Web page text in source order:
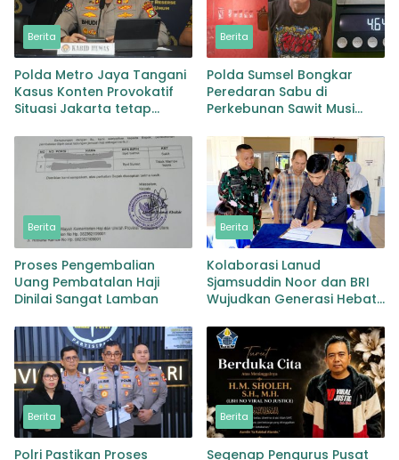
Berita
Polda Metro Jaya Tangani
Kasus Konten Provokatif
Situasi Jakarta tetap
Berita
Polda Sumsel Bongkar
Peredaran Sabu di
Perkebunan Sawit Musi
dengan Barang Bukti Sabu
dan Timbangan
Berita
Proses Pengembalian
Uang Pembatalan Haji
Dinilai Sangat Lamban
Berita
Kolaborasi Lanud
Sjamsuddin Noor dan BRI
Wujudkan Generasi Hebat
Hadirkan Harapan bagi
masa depan Bangsa
Berita
Polri Pastikan Proses
Berita
Segenap Pengurus Pusat